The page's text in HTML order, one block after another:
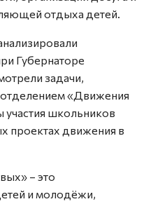
отдыха детей.
Губернаторе
задачи,
«Движения
школьников
проектах движения в
– это
и молодёжи,